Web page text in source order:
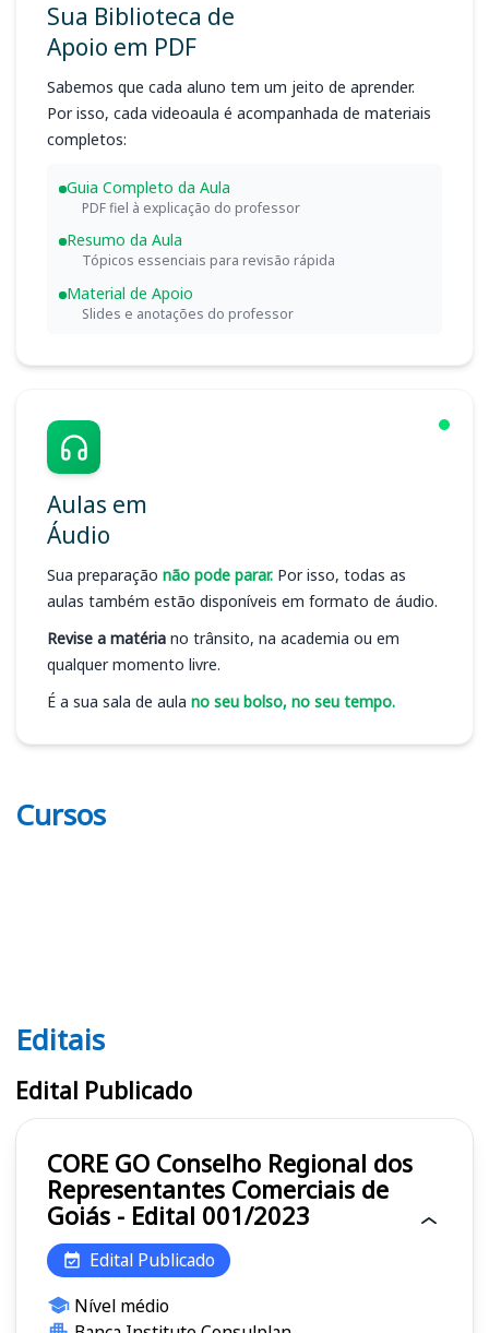
Sua Biblioteca de
Apoio em PDF
Sabemos que cada aluno tem um jeito de aprender.
Por isso, cada videoaula é acompanhada de materiais
completos:
Guia Completo da Aula
PDF fiel à explicação do professor
Resumo da Aula
Tópicos essenciais para revisão rápida
Material de Apoio
Slides e anotações do professor
Aulas em
Áudio
Sua preparação não pode parar. Por isso, todas as
aulas também estão disponíveis em formato de áudio.
Revise a matéria no trânsito, na academia ou em
qualquer momento livre.
É a sua sala de aula no seu bolso, no seu tempo.
Cursos
Editais CORE GO
Editais
Edital Publicado
CORE GO Conselho Regional dos
Representantes Comerciais de
Goiás - Edital 001/2023
Edital Publicado
Nível médio